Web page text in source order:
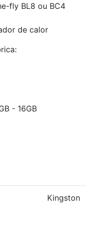
fly BL8 ou BC4
de calor
- 16GB
Kingston